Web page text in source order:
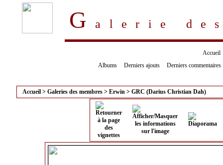
Galerie
Accueil
Albums
Derniers ajouts Derniers commentaires
Accueil > Galeries des membres > Erwin > GRC (Darius Christian Dah)